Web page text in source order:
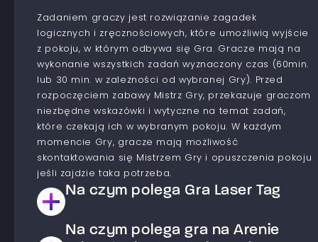
Zadaniem graczy jest rozwiązanie zagadek
logicznych i zręcznościowych, które umożliwią wyjście
z pokoju, w którym odbywa się Gra. Gracze mają na
wykonanie wszystkich zadań wyznaczony czas (60min.
lub 30 min. w zależności od wybranej Gry). Przed
rozpoczęciem zabawy Mistrz Gry, przekazuje graczom
niezbędne wskazówki i wytyczne na temat zadań,
które czekają ich w wybranym pokoju. W każdym
momencie Gry, gracze mają możliwość
skontaktowania się Mistrzem Gry i opuszczenia pokoju
jeśli zajdzie taka potrzeba.
Na czym polega Gra Laser Tag
Jest to Gra typu paintball laserowy. Gracze dzielą się
Na czym polega gra na Arenie